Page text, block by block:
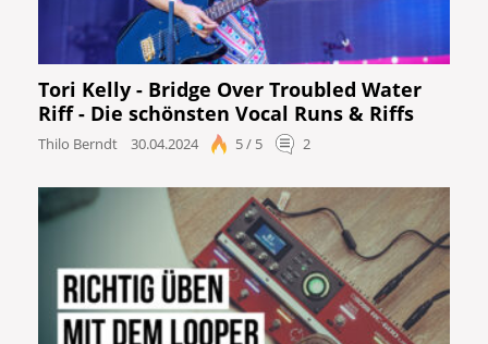
Tori Kelly - Bridge Over Troubled Water
Riff - Die schönsten Vocal Runs & Riffs
Thilo Berndt 30.04.2024 5 / 5 2